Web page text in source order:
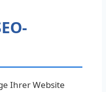
Ihrer Website